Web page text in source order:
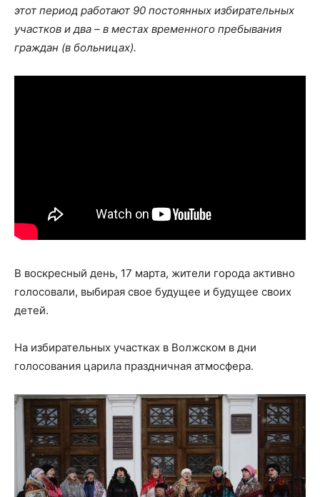
этот период работают 90 постоянных избирательных
участков и два – в местах временного пребывания
граждан (в больницах).
В воскресный день, 17 марта, жители города активно
голосовали, выбирая свое будущее и будущее своих
детей.
На избирательных участках в Волжском в дни
голосования царила праздничная атмосфера.